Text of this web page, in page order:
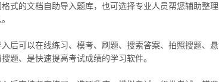
格式的文档自助导入题库，也可选择专业人员帮您辅助整
入后可以在线练习、模考、刷题、搜索答案、拍照搜题、
搜题、是快速提高考试成绩的学习软件。